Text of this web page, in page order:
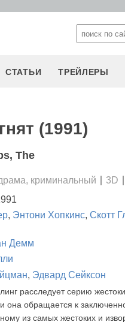
СТАТЬИ ТРЕЙЛЕРЫ
(1991)
The
криминальный 3D
, Энтони Хопкинс, Скотт
Демм
, Эдвард Сейксон
расследует серию
она обращается к
из самых жестоких и